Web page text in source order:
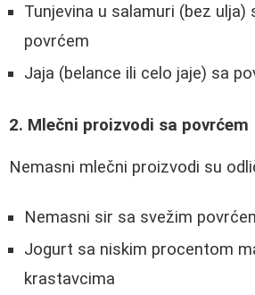
Tunjevina u salamuri (bez ulja)
povrćem
Jaja (belance ili celo jaje) sa
2. Mlečni proizvodi sa povrćem
Nemasni mlečni proizvodi su
Nemasni sir sa svežim
Jogurt sa niskim procentom
krastavcima